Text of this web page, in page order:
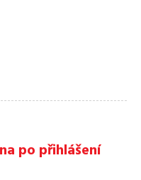
po přihlášení